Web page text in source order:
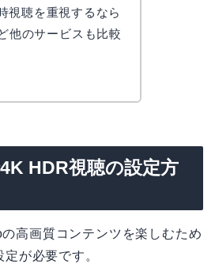
視聴を重視するなら
他のサービスも比較
HDR視聴の設定方
高画質コンテンツを楽しむため
が必要です。